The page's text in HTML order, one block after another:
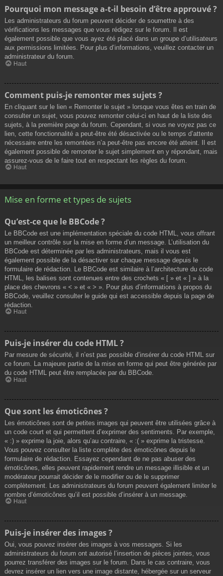
Pourquoi mon message a-t-il besoin d’être approuvé ?
Les administrateurs du forum peuvent décider de soumettre à des
vérifications les messages que vous rédigez sur le forum. Il est
également possible que vous ayez été placé dans un groupe d’utilisateurs
aux permissions limitées. Pour plus d’informations, veuillez contacter un
administrateur du forum.
Haut
Comment puis-je remonter mes sujets ?
En cliquant sur le lien « Remonter le sujet » lorsque vous êtes en train de
consulter un sujet, vous pouvez remonter celui-ci en haut de la liste des
sujets, à la première page du forum. Cependant, si vous ne voyez pas ce
lien, cette fonctionnalité a peut-être été désactivée ou le temps d’attente
nécessaire entre les remontées n’a peut-être pas encore été atteint. Il est
également possible de remonter le sujet simplement en y répondant, mais
assurez-vous de le faire tout en respectant les règles du forum.
Haut
Mise en forme et types de sujets
Qu’est-ce que le BBCode ?
Le BBCode est une implémentation spéciale du code HTML, vous offrant
un meilleur contrôle sur la mise en forme d’un message. L’utilisation du
BBCode est déterminée par les administrateurs, mais il vous est
également possible de la désactiver sur chaque message depuis le
formulaire de rédaction. Le BBCode est similaire à l’architecture du code
HTML, les balises sont contenues entre des crochets « [ » et « ] » à la
place des chevrons « < » et « > ». Pour plus d’informations à propos du
BBCode, veuillez consulter le guide qui est accessible depuis la page de
rédaction.
Haut
Puis-je insérer du code HTML ?
Par mesure de sécurité, il n’est pas possible d’insérer du code HTML sur
ce forum. La majeure partie de la mise en forme qui peut être générée par
du code HTML peut être remplacée par du BBCode.
Haut
Que sont les émoticônes ?
Les émoticônes sont de petites images qui peuvent être utilisées grâce à
un code court et qui permettent d’exprimer des sentiments. Par exemple,
« :) » exprime la joie, alors qu’au contraire, « :( » exprime la tristesse.
Vous pouvez consulter la liste complète des émoticônes depuis le
formulaire de rédaction. Essayez cependant de ne pas abuser des
émoticônes, elles peuvent rapidement rendre un message illisible et un
modérateur pourrait décider de le modifier ou de le supprimer
complètement. Les administrateurs du forum peuvent également limiter le
nombre d’émoticônes qu’il est possible d’insérer à un message.
Haut
Puis-je insérer des images ?
Oui, vous pouvez insérer des images à vos messages. Si les
administrateurs du forum ont autorisé l’insertion de pièces jointes, vous
pourrez transférer des images sur le forum. Dans le cas contraire, vous
devrez insérer un lien vers une image distante, hébergée sur un serveur